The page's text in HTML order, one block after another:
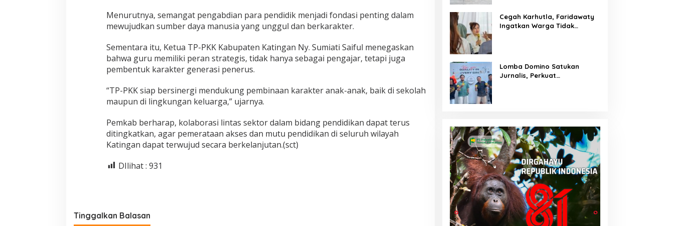
Menurutnya, semangat pengabdian para pendidik menjadi fondasi penting dalam
mewujudkan sumber daya manusia yang unggul dan berkarakter.
Sementara itu, Ketua TP-PKK Kabupaten Katingan Ny. Sumiati Saiful menegaskan
bahwa guru memiliki peran strategis, tidak hanya sebagai pengajar, tetapi juga
pembentuk karakter generasi penerus.
“TP-PKK siap bersinergi mendukung pembinaan karakter anak-anak, baik di sekolah
maupun di lingkungan keluarga,” ujarnya.
Pemkab berharap, kolaborasi lintas sektor dalam bidang pendidikan dapat terus
ditingkatkan, agar pemerataan akses dan mutu pendidikan di seluruh wilayah
Katingan dapat terwujud secara berkelanjutan.(sct)
DIlihat : 931
Tinggalkan Balasan
Cegah Karhutla, Faridawaty
Ingatkan Warga Tidak
Lomba Domino Satukan
Jurnalis, Perkuat